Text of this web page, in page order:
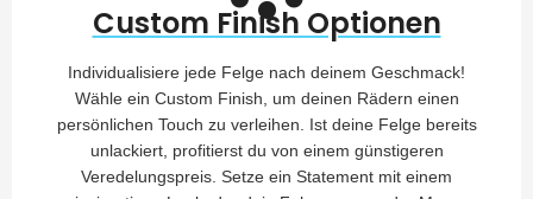
Custom Finish Optionen
Individualisiere jede Felge nach deinem Geschmack!
Wähle ein Custom Finish, um deinen Rädern einen
persönlichen Touch zu verleihen. Ist deine Felge bereits
unlackiert, profitierst du von einem günstigeren
Veredelungspreis. Setze ein Statement mit einem